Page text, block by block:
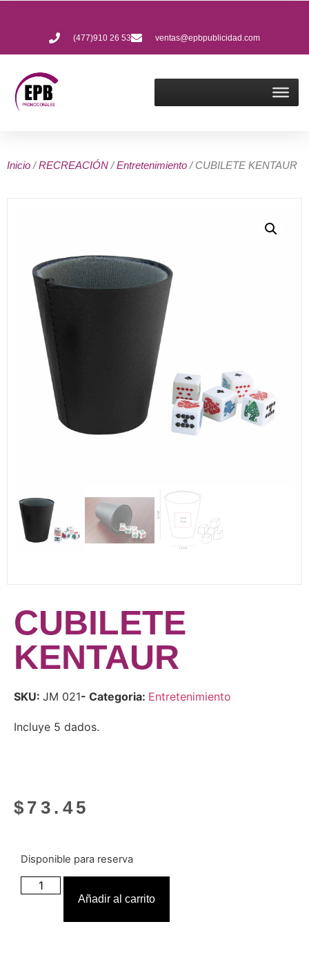
(477)910 26 53 ventas@epbpublicidad.com
Inicio /RECREACIÓN /Entretenimiento / CUBILETE KENTAUR
CUBILETE
KENTAUR
SKU: JM 021- Categoria: Entretenimiento
Incluye 5 dados.
$ 73.45
Disponible para reserva
Añadir al carrito